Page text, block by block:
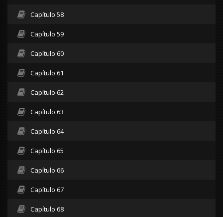
Capítulo 58
Capítulo 59
Capítulo 60
Capítulo 61
Capítulo 62
Capítulo 63
Capítulo 64
Capítulo 65
Capítulo 66
Capítulo 67
Capítulo 68